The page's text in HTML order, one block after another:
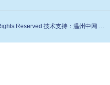
Copyright © 乐清市人民仪表有限公司 All Rights Reserved 技术支持：温州中网 备案号：